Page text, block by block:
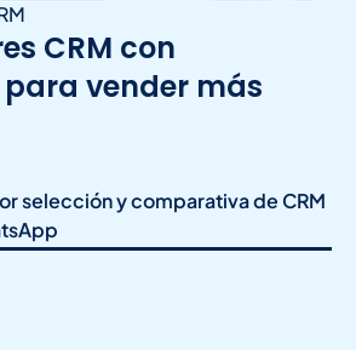
CRM con
vender más
selección y comparativa de CRM